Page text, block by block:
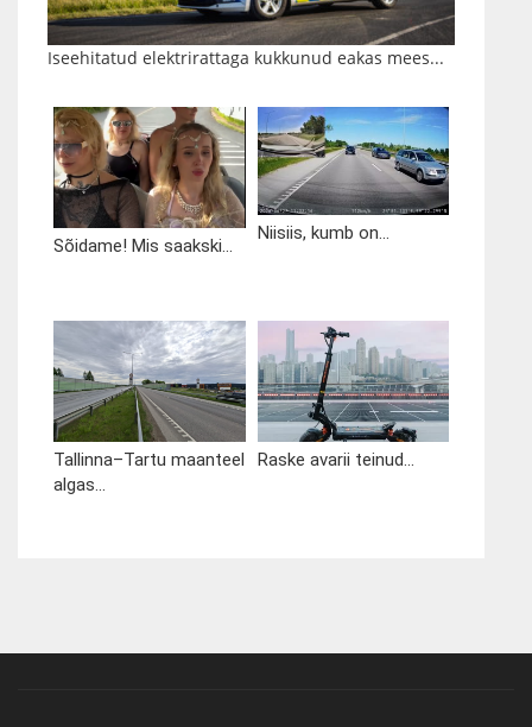
Iseehitatud elektrirattaga kukkunud eakas mees...
Sõidame! Mis saakski...
Niisiis, kumb on...
Tallinna–Tartu maanteel
algas...
Raske avarii teinud...